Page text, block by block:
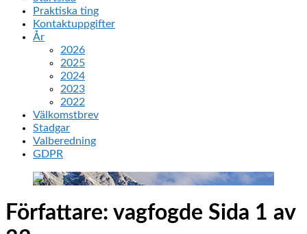
Praktiska ting
Kontaktuppgifter
År
2026
2025
2024
2023
2022
Välkomstbrev
Stadgar
Valberedning
GDPR
Författare: vagfogde Sida 1 av